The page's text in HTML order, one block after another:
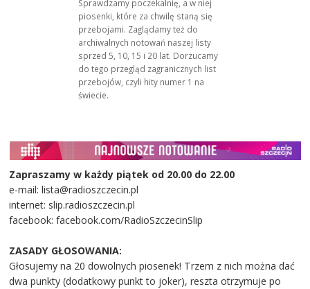
Sprawdzamy poczekalnię, a w niej
piosenki, które za chwilę staną się
przebojami. Zaglądamy też do
archiwalnych notowań naszej listy
sprzed 5, 10, 15 i 20 lat. Dorzucamy
do tego przegląd zagranicznych list
przebojów, czyli hity numer 1 na
świecie.
Zapraszamy w każdy piątek od 20.00 do 22.00
e-mail: lista@radioszczecin.pl
internet: slip.radioszczecin.pl
facebook: facebook.com/RadioSzczecinSlip
ZASADY GŁOSOWANIA:
Głosujemy na 20 dowolnych piosenek! Trzem z nich można dać
dwa punkty (dodatkowy punkt to joker), reszta otrzymuje po